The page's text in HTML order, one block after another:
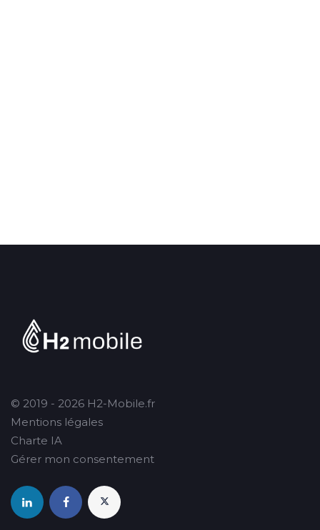
© 2019 - 2026 H2-Mobile.fr
Mentions légales
Charte IA
Gérer mon consentement